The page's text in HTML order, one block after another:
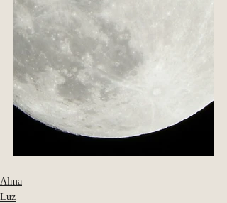
Alma
Luz